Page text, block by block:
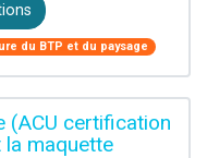
du BTP et du paysage
(ACU certification
maquette